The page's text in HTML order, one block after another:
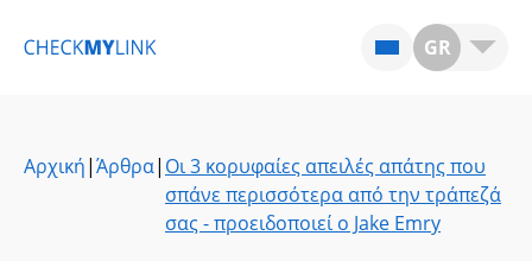
GR
Αρχική|Άρθρα| Οι 3 κορυφαίες απειλές απάτης που
σπάνε περισσότερα από την τράπεζά
σας - προειδοποιεί ο Jake Emry